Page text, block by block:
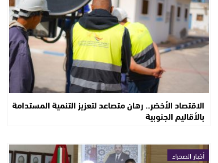
الاقتصاد الأخضر.. رهان متصاعد لتعزيز التنمية المستدامة
بالأقاليم الجنوبية
أخبار الصحراء